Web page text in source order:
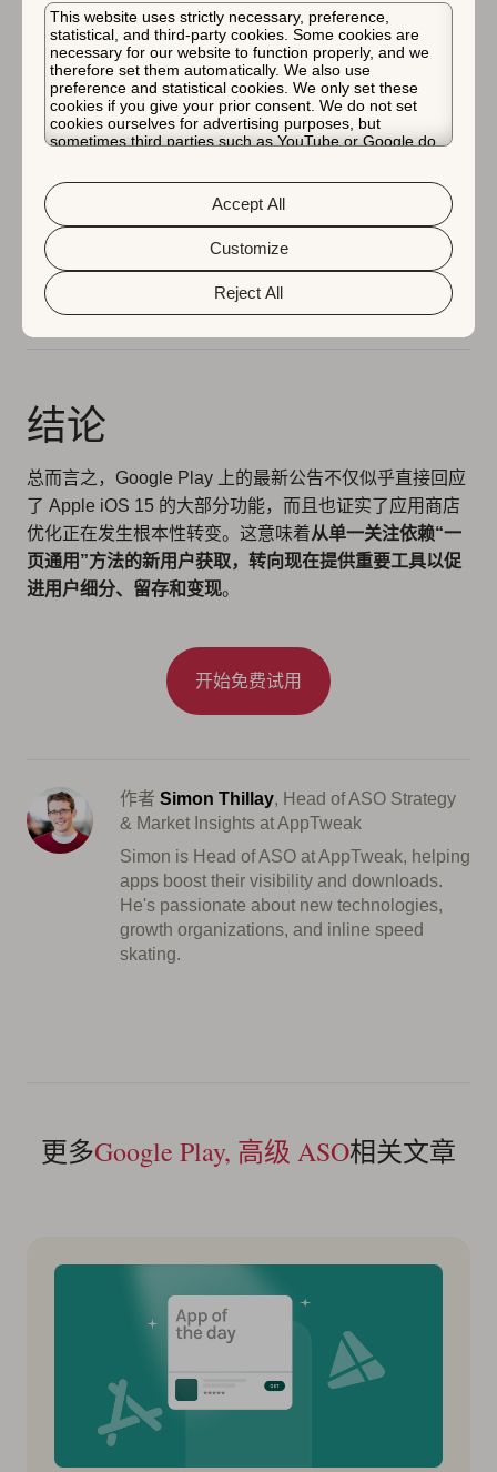
This website uses strictly necessary, preference,
statistical, and third-party cookies. Some cookies are
necessary for our website to function properly, and we
therefore set them automatically. We also use
preference and statistical cookies. We only set these
cookies if you give your prior consent. We do not set
cookies ourselves for advertising purposes, but
sometimes third parties such as YouTube or Google do.
about the protection of your personal data and the
different cookies we use, please read our
&Privacy Policy. You can customize your cookie settings
and preferences by clicking the “Customize” button.
Reject All
Customize
Accept All
餐将定义不同的计费周期和续订类型，从而允许开发者提
供任何期限的月度和年度自动续订套餐（以及预付费套
餐）。每个基本套餐还将允许提供多种优惠以优化变现，
例如免费试用或升级到更高级套餐的折扣。
最后，Google 更新了其应用内消息 API，以允许开发者
向支付被拒绝的用户显示消息，从而有助于防止用户因忘
记更新购买信息而失去某些应用功能的访问权限时出现技
术流失。这样一个简单的步骤对于维持收入至关重要，因
为 Google 分享说，早期试用该功能的用户发现他们的订
阅恢复率翻倍
结论
总而言之，Google Play 上的最新公告不仅似乎直接回应
了 Apple iOS 15 的大部分功能，而且也证实了应用商店
优化正在发生根本性转变。这意味着从单一关注依赖“一
页通用”方法的新用户获取，转向现在提供重要工具以促
进用户细分、留存和变现。
开始免费试用
作者 Simon Thillay, Head of ASO Strategy
& Market Insights at AppTweak
Simon is Head of ASO at AppTweak, helping
apps boost their visibility and downloads.
He's passionate about new technologies,
growth organizations, and inline speed
skating.
更多Google Play, 高级 ASO相关文章